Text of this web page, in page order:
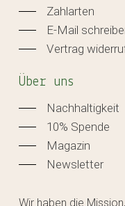
Zahlarten
E-Mail
Vertrag
Über uns
Nachhaltigkeit
10% Spende
Magazin
Newsletter
Wir haben die